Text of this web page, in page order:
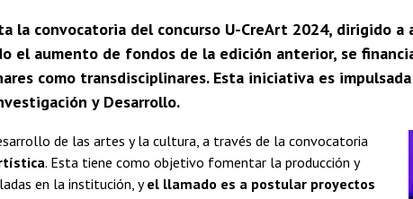
la convocatoria del concurso U-CreArt 2024, dirigido a
el aumento de fondos de la edición anterior, se
como transdisciplinares. Esta iniciativa es
y Desarrollo.
de las artes y la cultura, a través de la convocatoria
. Esta tiene como objetivo fomentar la producción y
en la institución, yel llamado es a postular proyectos